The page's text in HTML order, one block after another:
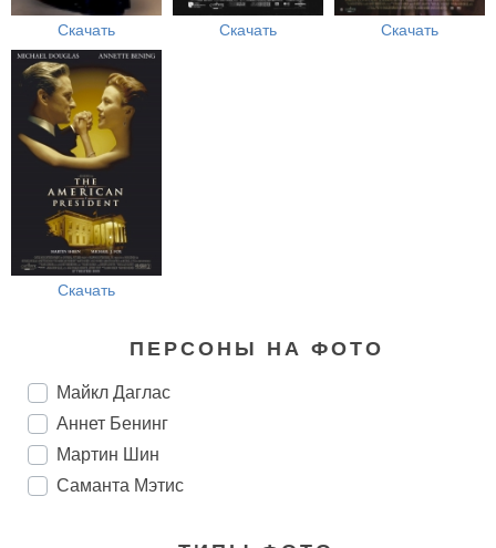
Скачать Скачать Скачать
Скачать
ПЕРСОНЫ НА ФОТО
Майкл Даглас
Аннет Бенинг
Мартин Шин
Саманта Мэтис